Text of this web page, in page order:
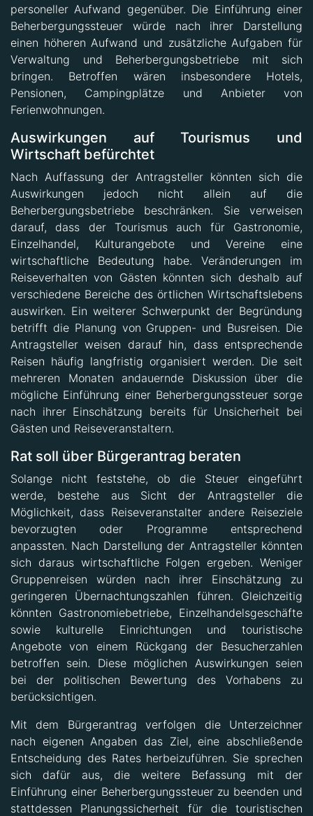
Beherbergungssteuer würde nach ihrer Darstellung
einen höheren Aufwand und zusätzliche Aufgaben für
Verwaltung und Beherbergungsbetriebe mit sich
bringen. Betroffen wären insbesondere Hotels,
Pensionen, Campingplätze und Anbieter von
Ferienwohnungen.
Auswirkungen auf Tourismus und
Wirtschaft befürchtet
Nach Auffassung der Antragsteller könnten sich die
Auswirkungen jedoch nicht allein auf die
Beherbergungsbetriebe beschränken. Sie verweisen
darauf, dass der Tourismus auch für Gastronomie,
Einzelhandel, Kulturangebote und Vereine eine
wirtschaftliche Bedeutung habe. Veränderungen im
Reiseverhalten von Gästen könnten sich deshalb auf
verschiedene Bereiche des örtlichen Wirtschaftslebens
auswirken. Ein weiterer Schwerpunkt der Begründung
betrifft die Planung von Gruppen- und Busreisen. Die
Antragsteller weisen darauf hin, dass entsprechende
Reisen häufig langfristig organisiert werden. Die seit
mehreren Monaten andauernde Diskussion über die
mögliche Einführung einer Beherbergungssteuer sorge
nach ihrer Einschätzung bereits für Unsicherheit bei
Gästen und Reiseveranstaltern.
Solange nicht feststehe, ob die Steuer eingeführt
werde, bestehe aus Sicht der Antragsteller die
Möglichkeit, dass Reiseveranstalter andere Reiseziele
bevorzugten oder Programme entsprechend
anpassten. Nach Darstellung der Antragsteller könnten
sich daraus wirtschaftliche Folgen ergeben. Weniger
Gruppenreisen würden nach ihrer Einschätzung zu
geringeren Übernachtungszahlen führen. Gleichzeitig
könnten Gastronomiebetriebe, Einzelhandelsgeschäfte
sowie kulturelle Einrichtungen und touristische
Angebote von einem Rückgang der Besucherzahlen
betroffen sein. Diese möglichen Auswirkungen seien
bei der politischen Bewertung des Vorhabens zu
berücksichtigen.
Mit dem Bürgerantrag verfolgen die Unterzeichner
nach eigenen Angaben das Ziel, eine abschließende
Entscheidung des Rates herbeizuführen. Sie sprechen
sich dafür aus, die weitere Befassung mit der
Einführung einer Beherbergungssteuer zu beenden und
stattdessen Planungssicherheit für die touristischen
Betriebe sowie die vom Tourismus abhängigen